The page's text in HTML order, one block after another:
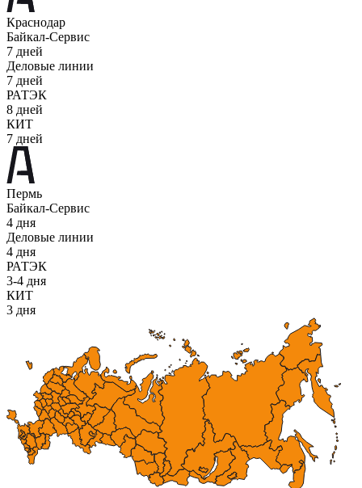
Краснодар
Байкал-Сервис
7 дней
Деловые линии
7 дней
РАТЭК
8 дней
КИТ
7 дней
Пермь
Байкал-Сервис
4 дня
Деловые линии
4 дня
РАТЭК
3-4 дня
КИТ
3 дня